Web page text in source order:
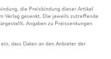
die Preisbindung dieser Artikel
Verlag gesenkt. Die jeweils zutreffende
Angaben zu Preissenkungen
dass Daten an den Anbieter der